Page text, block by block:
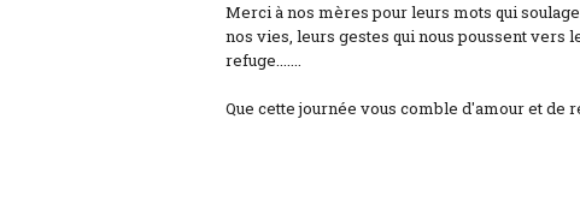
Merci à nos mères pour leurs mots qui
nos vies, leurs gestes qui nous poussent vers
refuge.......
Que cette journée vous comble d'amour et de